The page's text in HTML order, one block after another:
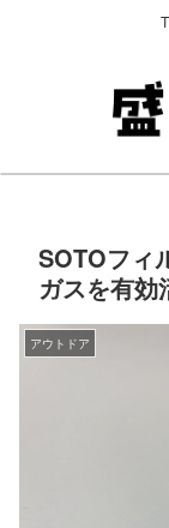
SOTOフィ
ガスを有効
アウトドア